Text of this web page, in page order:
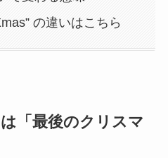
の違いはこちら
「最後のクリスマ